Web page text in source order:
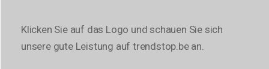
Klicken Sie auf das Logo und schauen Sie sich
unsere gute Leistung auf trendstop.be an.